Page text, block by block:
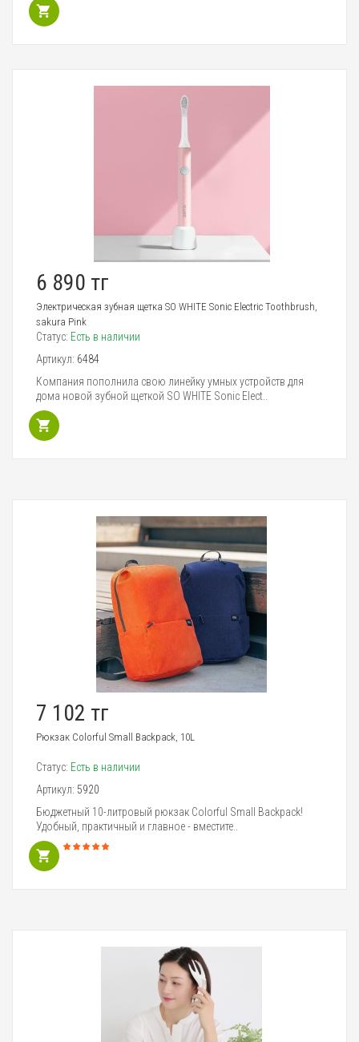
6 890 тг
Электрическая зубная щетка SO WHITE Sonic Electric Toothbrush,
sakura Pink
Статус: Есть в наличии
Артикул: 6484
Компания пополнила свою линейку умных устройств для
дома новой зубной щеткой SO WHITE Sonic Elect..
7 102 тг
Рюкзак Colorful Small Backpack, 10L
Статус: Есть в наличии
Артикул: 5920
Бюджетный 10-литровый рюкзак Colorful Small Backpack!
Удобный, практичный и главное - вместите..